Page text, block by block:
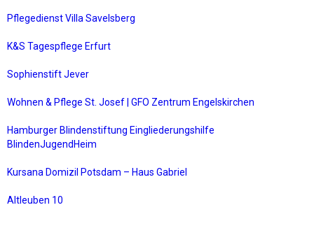
Pflegedienst Villa Savelsberg
K&S Tagespflege Erfurt
Sophienstift Jever
Wohnen & Pflege St. Josef | GFO Zentrum Engelskirchen
Hamburger Blindenstiftung Eingliederungshilfe
BlindenJugendHeim
Kursana Domizil Potsdam – Haus Gabriel
Altleuben 10